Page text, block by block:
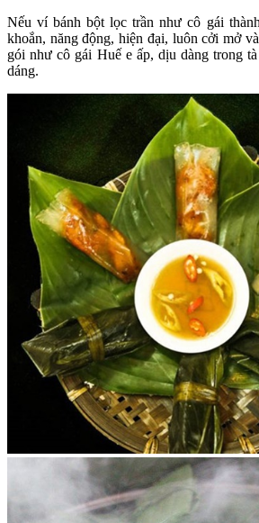
Nếu ví bánh bột lọc trần như cô gái
khoắn, năng động, hiện đại, luôn cởi mở
gói như cô gái Huế e ấp, dịu dàng trong
dáng.